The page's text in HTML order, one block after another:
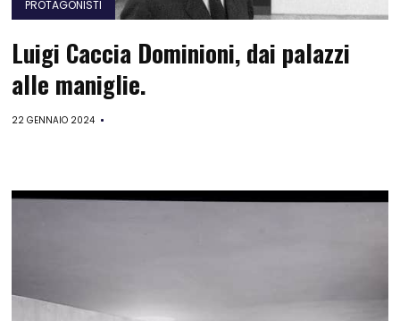
PROTAGONISTI
Luigi Caccia Dominioni, dai palazzi
alle maniglie.
22 GENNAIO 2024